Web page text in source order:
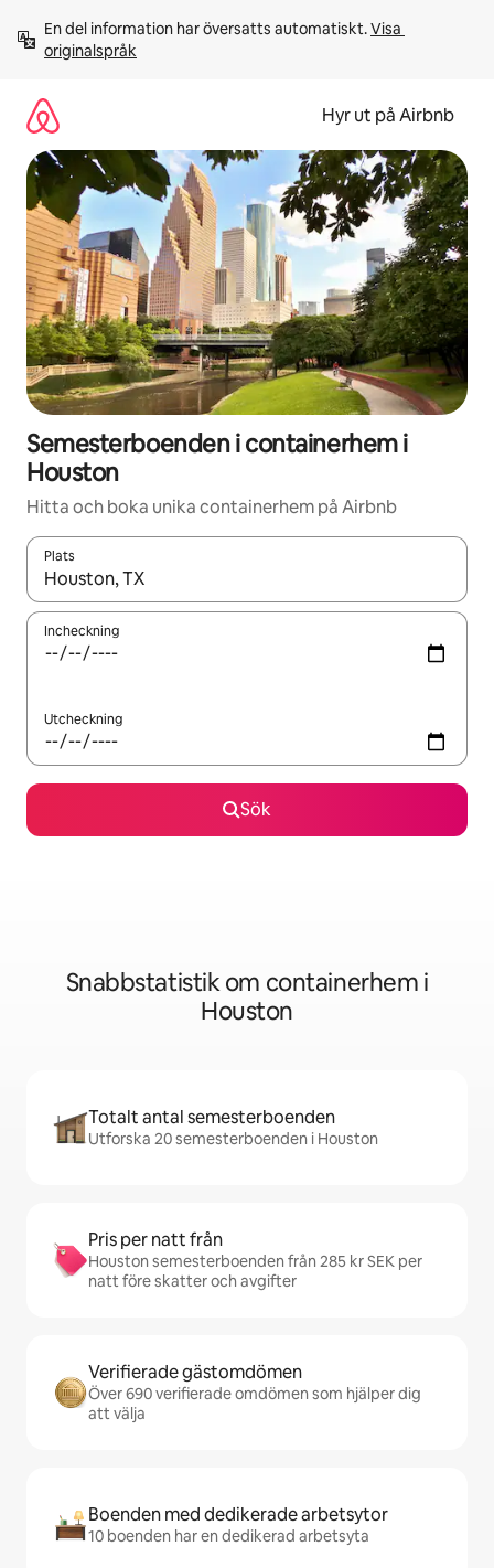
innehåll
En del information har översatts automatiskt. Visa
originalspråk
Hyr ut på Airbnb
Semesterboenden i containerhem i
Houston
Hitta och boka unika containerhem på Airbnb
Plats
När resultaten är tillgängliga kan du navigera med upp- och
Incheckning
Utcheckning
Sök
Snabbstatistik om containerhem i
Houston
Totalt antal semesterboenden
Utforska 20 semesterboenden i Houston
Pris per natt från
Houston semesterboenden från 285 kr SEK per
natt före skatter och avgifter
Verifierade gästomdömen
Över 690 verifierade omdömen som hjälper dig
att välja
Boenden med dedikerade arbetsytor
10 boenden har en dedikerad arbetsyta